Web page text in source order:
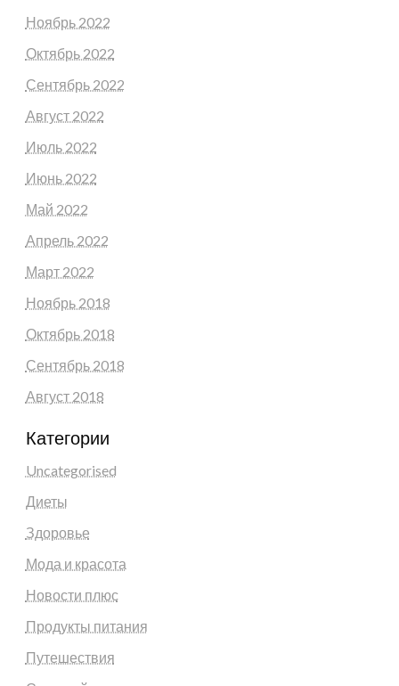
Ноябрь 2022
Октябрь 2022
Сентябрь 2022
Август 2022
Июль 2022
Июнь 2022
Май 2022
Апрель 2022
Март 2022
Ноябрь 2018
Октябрь 2018
Сентябрь 2018
Август 2018
Категории
Uncategorised
Диеты
Здоровье
Мода и красота
Новости плюс
Продукты питания
Путешествия